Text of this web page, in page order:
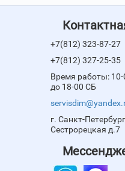
+7(812) 323-87-27
+7(812) 327-25-35
Время работы:
до 18-00 СБ
г. Санкт-
Сестрорецкая д.7